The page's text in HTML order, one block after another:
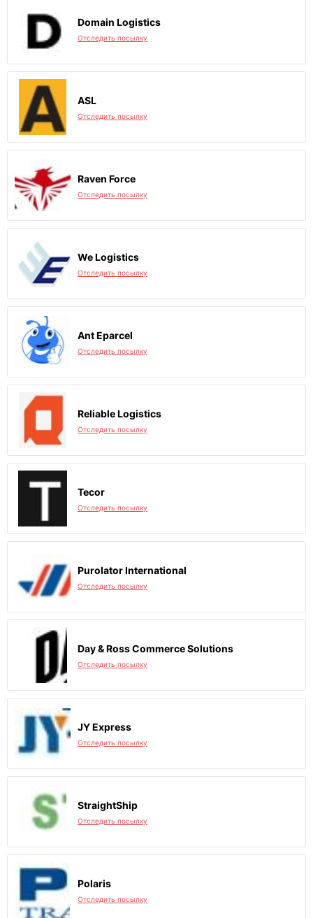
Domain Logistics
Отследить посылку
ASL
Отследить посылку
Raven Force
Отследить посылку
We Logistics
Отследить посылку
Ant Eparcel
Отследить посылку
Reliable Logistics
Отследить посылку
Tecor
Отследить посылку
Purolator International
Отследить посылку
Day & Ross Commerce Solutions
Отследить посылку
JY Express
Отследить посылку
StraightShip
Отследить посылку
Polaris
Отследить посылку